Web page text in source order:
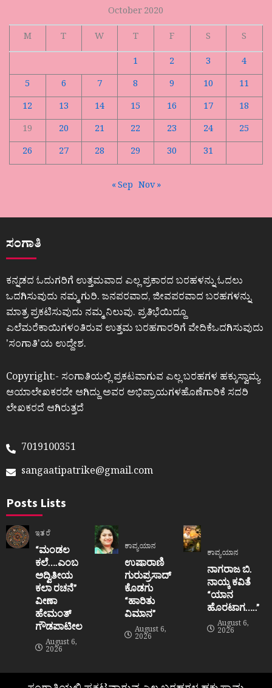
October 2020
M
T W T F S
S
1
2 3
4
5
6 7 8 9 10
11
12
13 14 15 16 17
18
19
20 21 22 23 24
25
26
27 28 29 30 31
« Sep Nov »
ಸಂಗಾತಿ
ಕನ್ನಡದ ಓದುಗರಿಗೆ ಉತ್ತಮವಾದ ಎಲ್ಲ ಪ್ರಕಾರದ ಬರಹಳನ್ನು ಓದಲು
ಒದಗಿಸುವುದು ನಮ್ಮ ಗುರಿ. ಜನಪರವಾದ, ಜೀವಪರವಾದ ಬರಹಗಳನ್ನು
ಮಾತ್ರ ಪ್ರಕಟಿಸುವುದು ನಮ್ಮ ನಿಲುವು. ಪ್ರತಿಭೆಯಿದ್ದೂ
ಎಲೆಮರೆಕಾಯಿಗಳಂತಿರುವ ಉತ್ತಮ ಬರಹಗಾರರಿಗೆ ವೇದಿಕೆಒದಗಿಸುವುದು
ʼಸಂಗಾತಿʼಯ ಉದ್ದೇಶ.
Copyright:- ಸಂಗಾತಿಯಲ್ಲಿ ಪ್ರಕಟವಾಗುವ ಎಲ್ಲ ಬರಹಗಳ ಹಕ್ಕುಸ್ವಾಮ್ಯ
ಆಯಾಲೇಖಕರದೇ ಆಗಿದ್ದು ಅವರ ಅಭಿಪ್ರಾಯಗಳಹೊಣೆಗಾರಿಕೆ ಸದರಿ
ಲೇಖಕರದೆ ಆಗಿರುತ್ತದೆ
7019100351
sangaatipatrike@gmail.com
Posts Lists
ಇತರೆ
“ಮಂಡಲ
ಕಲೆ….ಎಂಬ
ಅದ್ವಿತೀಯ
ಕಲಾ ರಚನೆ”‌
ವೀಣಾ
ಹೇಮಂತ್‌
ಗೌಡಪಾಟೀಲ
August 6,
2026
ಕಾವ್ಯಯಾನ
ಉಷಾರಾಣಿ
ಗುರುಪ್ರಸಾದ್
ಕೊಡಗು
“ಹಾರಿತು
ವಿಮಾನ”
August 6,
2026
ಕಾವ್ಯಯಾನ
ನಾಗರಾಜ ಬಿ.
ನಾಯ್ಕ ಕವಿತೆ
“ಯಾನ
ಹೊರಟಾಗ…..”
August 6,
2026